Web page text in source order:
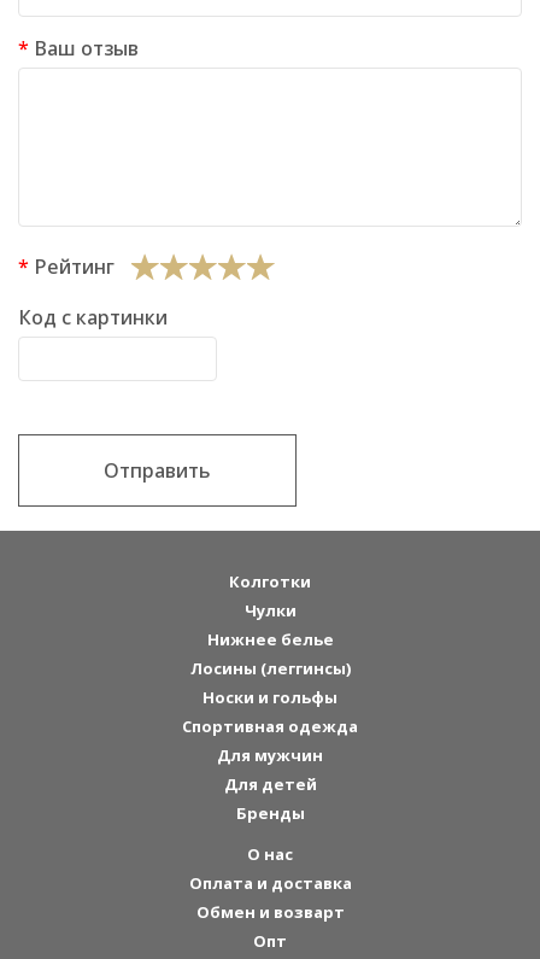
Ваш отзыв
Рейтинг
Код с картинки
Отправить
Колготки
Чулки
Нижнее белье
Лосины (леггинсы)
Носки и гольфы
Спортивная одежда
Для мужчин
Для детей
Бренды
О нас
Оплата и доставка
Обмен и возварт
Опт